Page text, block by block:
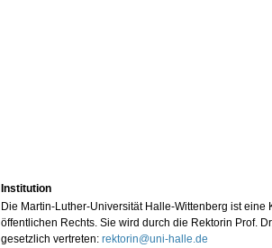
Institution
Die Martin-Luther-Universität Halle-Wittenberg ist eine
öffentlichen Rechts. Sie wird durch die Rektorin Prof.
gesetzlich vertreten: rektorin@uni-halle.de